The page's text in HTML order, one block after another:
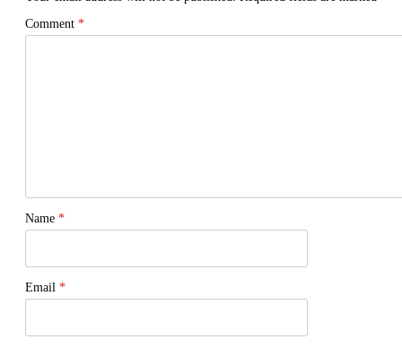
Comment *
Name *
Email *